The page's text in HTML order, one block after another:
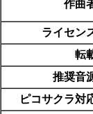
作曲
ライセン
転
推奨音
ピコサクラ対